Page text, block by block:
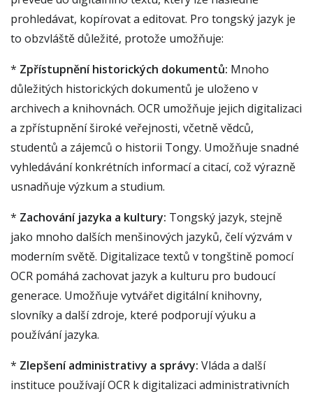
prohledávat, kopírovat a editovat. Pro tongský jazyk je
to obzvláště důležité, protože umožňuje:
* Zpřístupnění historických dokumentů: Mnoho
důležitých historických dokumentů je uloženo v
archivech a knihovnách. OCR umožňuje jejich digitalizaci
a zpřístupnění široké veřejnosti, včetně vědců,
studentů a zájemců o historii Tongy. Umožňuje snadné
vyhledávání konkrétních informací a citací, což výrazně
usnadňuje výzkum a studium.
* Zachování jazyka a kultury: Tongský jazyk, stejně
jako mnoho dalších menšinových jazyků, čelí výzvám v
moderním světě. Digitalizace textů v tongštině pomocí
OCR pomáhá zachovat jazyk a kulturu pro budoucí
generace. Umožňuje vytvářet digitální knihovny,
slovníky a další zdroje, které podporují výuku a
používání jazyka.
* Zlepšení administrativy a správy: Vláda a další
instituce používají OCR k digitalizaci administrativních